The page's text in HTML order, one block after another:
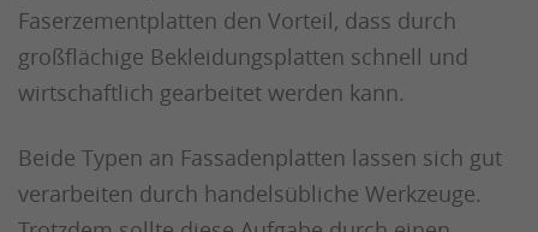
Faserzementplatten den Vorteil, dass durch
großflächige Bekleidungsplatten schnell und
wirtschaftlich gearbeitet werden kann.
Beide Typen an Fassadenplatten lassen sich gut
verarbeiten durch handelsübliche Werkzeuge.